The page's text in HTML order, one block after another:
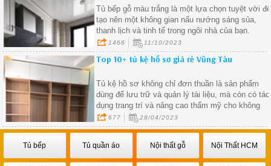
Tủ bếp gỗ màu trắng là một lựa chọn tuyệt vời để
tạo nên một không gian nấu nướng sáng sủa,
thanh lịch và tinh tế trong ngôi nhà của bạn.
1466 11/10/2023
Top 10+ tủ kệ hồ sơ giá rẻ Vũng Tàu
Tủ kệ hồ sơ không chỉ đơn thuần là sản phẩm
dùng để lưu trữ và quản lý tài liệu, mà còn có tác
dụng trang trí và nâng cao thẩm mỹ cho không
gian văn phòng
677 28/04/2023
Tủ bếp Tủ quần áo Nội thất gỗ Nội Thất HCM